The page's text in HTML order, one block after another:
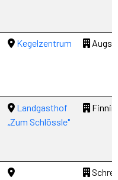
Kegelzentrum
Landgasthof
„Zum Schlössle"